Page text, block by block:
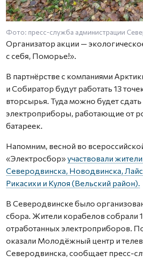
Фото: пресс-служба администрации
Организатор акции —
с себя, Поморье!».
В партнёрстве с компаниями
и Собиратор будут работать 13
вторсырья. Туда можно будет
электроприборы, работающие от
батареек.
Напомним, весной во
«Электросбор»участвовали
Северодвинска, Новодвинска,
Рикасихи и Кулоя (Вельский район).
В Северодвинске было
сбора. Жители корабелов собрали
отработанных электроприборов.
оказали Молодёжный центр и
Северодвинска, сообщает пресс-